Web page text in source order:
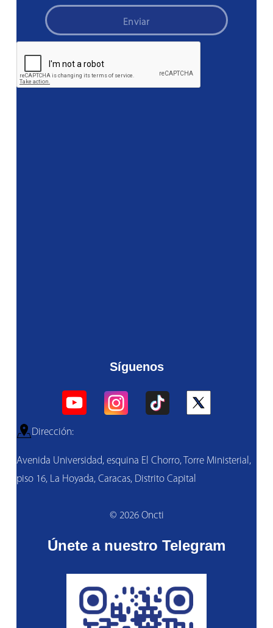
Enviar
Síguenos
Dirección:
Avenida Universidad, esquina El Chorro, Torre Ministerial,
piso 16, La Hoyada, Caracas, Distrito Capital
© 2026 Oncti
Únete a nuestro Telegram